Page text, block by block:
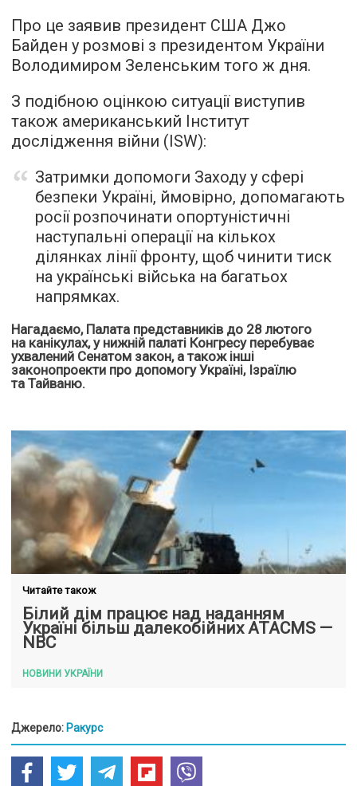
Про це заявив президент США Джо
Байден у розмові з президентом України
Володимиром Зеленським того ж дня.
З подібною оцінкою ситуації виступив
також американський Інститут
дослідження війни (ISW):
Затримки допомоги Заходу у сфері
безпеки Україні, ймовірно, допомагають
росії розпочинати опортуністичні
наступальні операції на кількох
ділянках лінії фронту, щоб чинити тиск
на українські війська на багатьох
напрямках.
Нагадаємо, Палата представників до 28 лютого
на канікулах, у нижній палаті Конгресу перебуває
ухвалений Сенатом закон, а також інші
законопроекти про допомогу Україні, Ізраїлю
та Тайваню.
Читайте також
Білий дім працює над наданням
Україні більш далекобійних ATACMS —
NBC
НОВИНИ УКРАЇНИ
Джерело: Ракурс